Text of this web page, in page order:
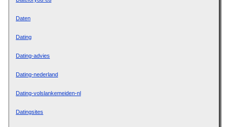
Daten
Dating
Dating-advies
Dating-nederland
Dating-volslankemeiden-nl
Datingsites